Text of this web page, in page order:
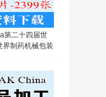
第二十四届世
界制药机械包装